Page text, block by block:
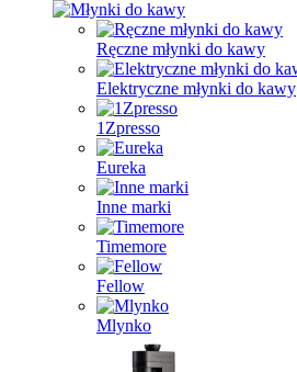
Ręczne młynki do kawy
Elektryczne młynki do kawy
1Zpresso
Eureka
Inne marki
Timemore
Fellow
Mlynko